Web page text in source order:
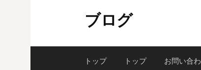
ン
ブログ
トップ トップ お問い合